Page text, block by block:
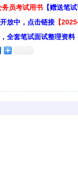
员考试用书 【赠送笔
放中，点击链接 【
全套笔试面试整理资料